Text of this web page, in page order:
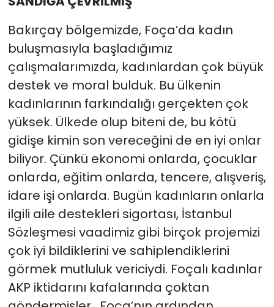
Bakırçay bölgemizde, Foça’da kadın
buluşmasıyla başladığımız
çalışmalarımızda, kadınlardan çok büyük
destek ve moral bulduk. Bu ülkenin
kadınlarının farkındalığı gerçekten çok
yüksek. Ülkede olup biteni de, bu kötü
gidişe kimin son vereceğini de en iyi onlar
biliyor. Çünkü ekonomi onlarda, çocuklar
onlarda, eğitim onlarda, tencere, alışveriş,
idare işi onlarda. Bugün kadınların onlarla
ilgili aile destekleri sigortası, İstanbul
Sözleşmesi vaadimiz gibi birçok projemizi
çok iyi bildiklerini ve sahiplendiklerini
görmek mutluluk vericiydi. Foçalı kadınlar
AKP iktidarını kafalarında çoktan